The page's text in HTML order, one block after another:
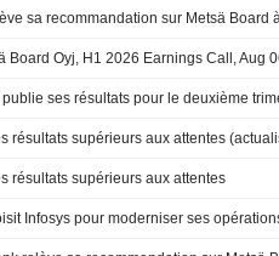
Board Oyj, H1 2026 Earnings Call, Aug
résultats supérieurs aux attentes
résultats supérieurs aux attentes
Infosys pour moderniser ses